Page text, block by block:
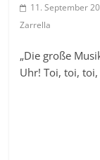
11. September
Zarrella
„Die große
Uhr! Toi, toi,